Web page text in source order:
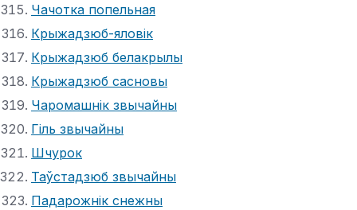
Чачотка попельная
Крыжадзюб-яловік
Крыжадзюб белакрылы
Крыжадзюб сасновы
Чаромашнік звычайны
Гіль звычайны
Шчурок
Таўстадзюб звычайны
Падарожнік снежны